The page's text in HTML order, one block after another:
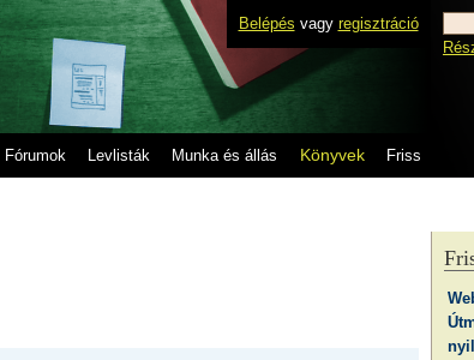
Belépés vagy regisztráció
Fórumok Levlisták Munka és állás Könyvek Friss